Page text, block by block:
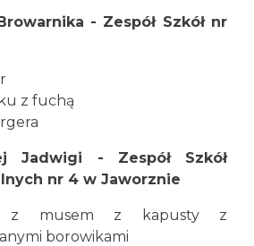
- Zespół Szkół nr
z fuchą
Jadwigi - Zespół Szkół
nr 4 w Jaworznie
z musem z kapusty z
borowikami